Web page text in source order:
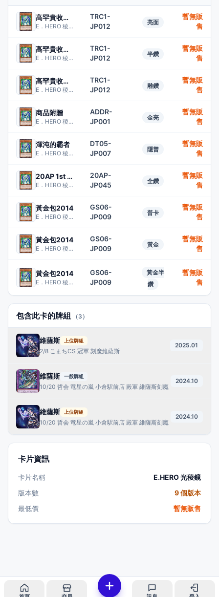
高罕貴收藏包01
E．HERO 稜鏡人
TRC1-
JP012
亮面
暫無販
售
高罕貴收藏包01
E．HERO 稜鏡人
TRC1-
JP012
半鑽
暫無販
售
高罕貴收藏包01
E．HERO 稜鏡人
TRC1-
JP012
雕鑽
暫無販
售
商品附贈
E．HERO 稜鏡人
ADDR-
JP001
金亮
暫無販
售
渾沌的霸者
E．HERO 稜鏡人
DT05-
JP007
隱普
暫無販
售
20AP 1st WAVE
E．HERO 稜鏡人
20AP-
JP045
全鑽
暫無販
售
黃金包2014
E．HERO 稜鏡人
GS06-
JP009
普卡
暫無販
售
黃金包2014
E．HERO 稜鏡人
GS06-
JP009
黃金
暫無販
售
黃金包2014
E．HERO 稜鏡人
GS06-
JP009
黃金半
鑽
暫無販
售
包含此卡的牌組 （3）
維薩斯 上位牌組
2/8 こまちCS 冠軍 刻魔維薩斯
2025.01
維薩斯 一般牌組
10/20 哲会 竜星の嵐 小倉駅前店 殿軍 維薩斯刻魔
2024.10
維薩斯 上位牌組
10/20 哲会 竜星の嵐 小倉駅前店 殿軍 維薩斯刻魔
2024.10
卡片資訊
卡片名稱
E.HERO 光稜鏡
版本數
9 個版本
最低價
暫無販售